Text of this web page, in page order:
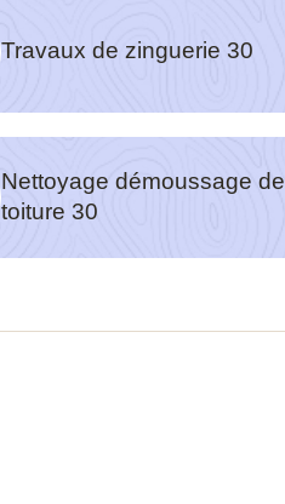
Travaux de zinguerie 30
Nettoyage démoussage de
toiture 30